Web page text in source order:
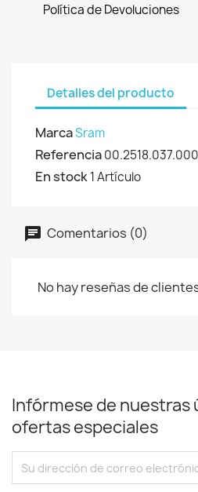
Política de Devoluciones
Detalles del producto
MarcaSram
Referencia00.2518.037.000
En stock1 Artículo
Comentarios (0)
No hay reseñas de
Infórmese de nuestras
ofertas especiales